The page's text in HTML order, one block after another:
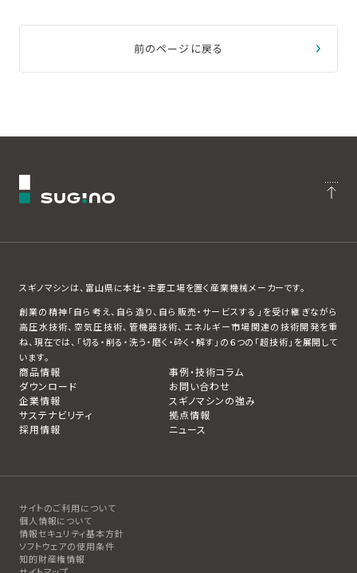
前のページに戻る
スギノマシンは、富山県に本社・主要工場を置く産業機械メーカーです。
創業の精神「自ら考え、自ら造り、自ら販売・サービスする」を受け継ぎながら
高圧水技術、空気圧技術、管機器技術、エネルギー市場関連の技術開発を重
ね、現在では、「切る・削る・洗う・磨く・砕く・解す」の６つの「超技術」を展開して
います。
商品情報
事例・技術コラム
ダウンロード
お問い合わせ
企業情報
スギノマシンの強み
サステナビリティ
拠点情報
採用情報
ニュース
サイトのご利用について
個人情報について
情報セキュリティ基本方針
ソフトウェアの使用条件
知的財産権情報